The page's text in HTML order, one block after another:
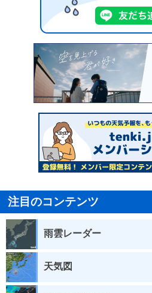
注目のコンテンツ
雨雲レーダー
天気図